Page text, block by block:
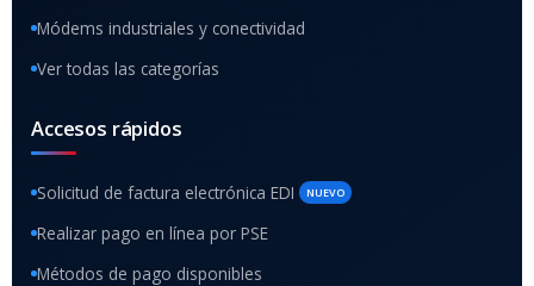
Módems industriales y conectividad
Ver todas las categorías
Accesos rápidos
Solicitud de factura electrónica EDI NUEVO
Realizar pago en línea por PSE
Métodos de pago disponibles